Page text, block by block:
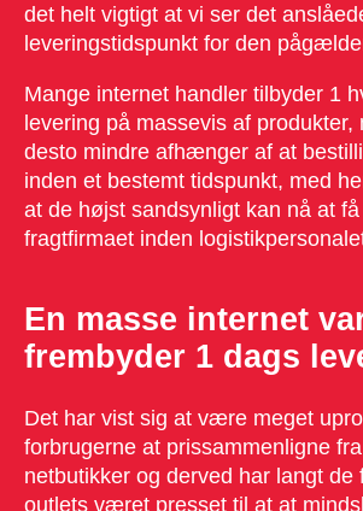
det helt vigtigt at vi ser det
leveringstidspunkt for den
Mange internet handler tilbyder 1
levering på massevis af produkter,
desto mindre afhænger af at
inden et bestemt tidspunkt, med
at de højst sandsynligt kan nå at få
fragtfirmaet inden
En masse internet
frembyder 1 dags
Det har vist sig at være meget
forbrugerne at prissammenligne
netbutikker og derved har langt de
outlets været presset til at at